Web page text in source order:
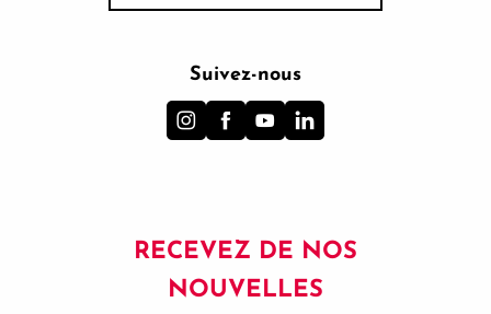
Suivez-nous
RECEVEZ DE NOS
NOUVELLES